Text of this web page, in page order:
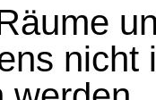
nicht